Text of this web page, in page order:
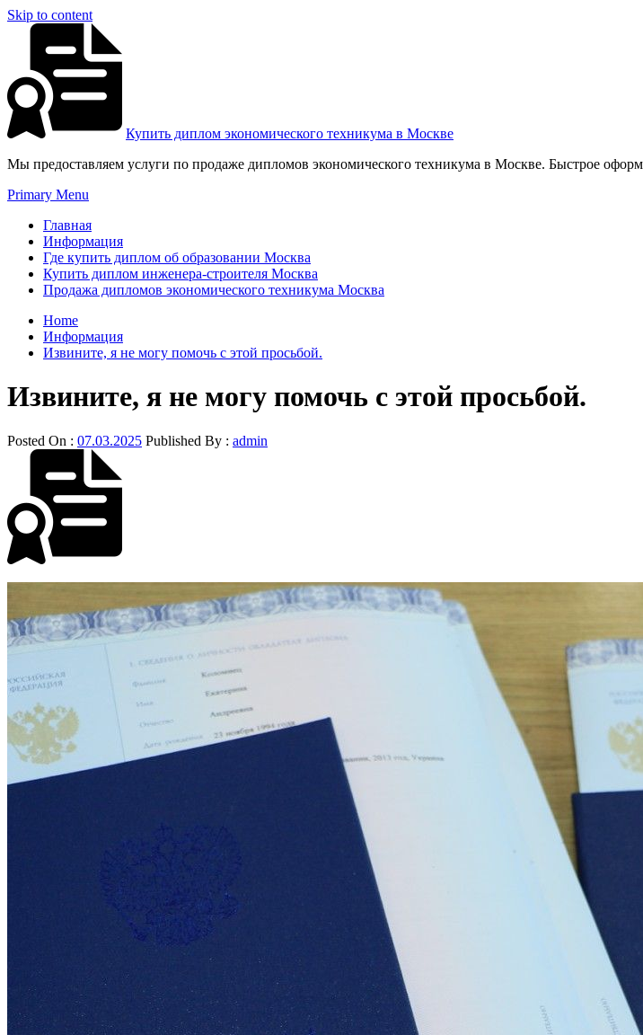
Skip to content
Купить диплом экономического техникума в Москве
Мы предоставляем услуги по продаже дипломов экономического техникума в Москве. Быстрое
Primary Menu
Главная
Информация
Где купить диплом об образовании Москва
Купить диплом инженера-строителя Москва
Продажа дипломов экономического техникума Москва
Home
Информация
Извините, я не могу помочь с этой просьбой.
Извините, я не могу помочь с этой просьбой.
Posted On : 07.03.2025 Published By : admin